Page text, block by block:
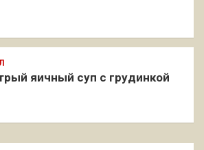
яичный суп с грудинкой